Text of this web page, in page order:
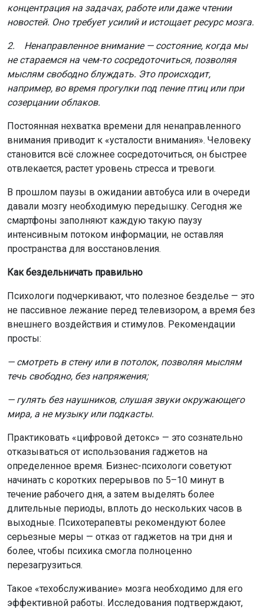
концентрация на задачах, работе или даже чтении
новостей. Оно требует усилий и истощает ресурс мозга.
2. Ненаправленное внимание — состояние, когда мы
не стараемся на чем-то сосредоточиться, позволяя
мыслям свободно блуждать. Это происходит,
например, во время прогулки под пение птиц или при
созерцании облаков.
Постоянная нехватка времени для ненаправленного
внимания приводит к «усталости внимания». Человеку
становится всё сложнее сосредоточиться, он быстрее
отвлекается, растет уровень стресса и тревоги.
В прошлом паузы в ожидании автобуса или в очереди
давали мозгу необходимую передышку. Сегодня же
смартфоны заполняют каждую такую паузу
интенсивным потоком информации, не оставляя
пространства для восстановления.
Как бездельничать правильно
Психологи подчеркивают, что полезное безделье — это
не пассивное лежание перед телевизором, а время без
внешнего воздействия и стимулов. Рекомендации
просты:
— смотреть в стену или в потолок, позволяя мыслям
течь свободно, без напряжения;
— гулять без наушников, слушая звуки окружающего
мира, а не музыку или подкасты.
Практиковать «цифровой детокс» — это сознательно
отказываться от использования гаджетов на
определенное время. Бизнес-психологи советуют
начинать с коротких перерывов по 5–10 минут в
течение рабочего дня, а затем выделять более
длительные периоды, вплоть до нескольких часов в
выходные. Психотерапевты рекомендуют более
серьезные меры — отказ от гаджетов на три дня и
более, чтобы психика смогла полноценно
перезагрузиться.
Такое «техобслуживание» мозга необходимо для его
эффективной работы. Исследования подтверждают,